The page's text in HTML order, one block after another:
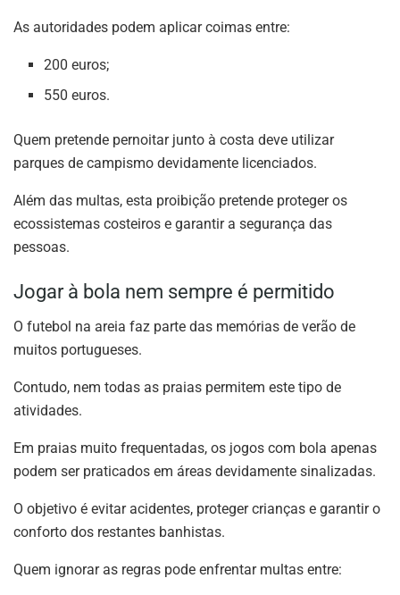
As autoridades podem aplicar coimas entre:
200 euros;
550 euros.
Quem pretende pernoitar junto à costa deve utilizar
parques de campismo devidamente licenciados.
Além das multas, esta proibição pretende proteger os
ecossistemas costeiros e garantir a segurança das
pessoas.
Jogar à bola nem sempre é permitido
O futebol na areia faz parte das memórias de verão de
muitos portugueses.
Contudo, nem todas as praias permitem este tipo de
atividades.
Em praias muito frequentadas, os jogos com bola apenas
podem ser praticados em áreas devidamente sinalizadas.
O objetivo é evitar acidentes, proteger crianças e garantir o
conforto dos restantes banhistas.
Quem ignorar as regras pode enfrentar multas entre: